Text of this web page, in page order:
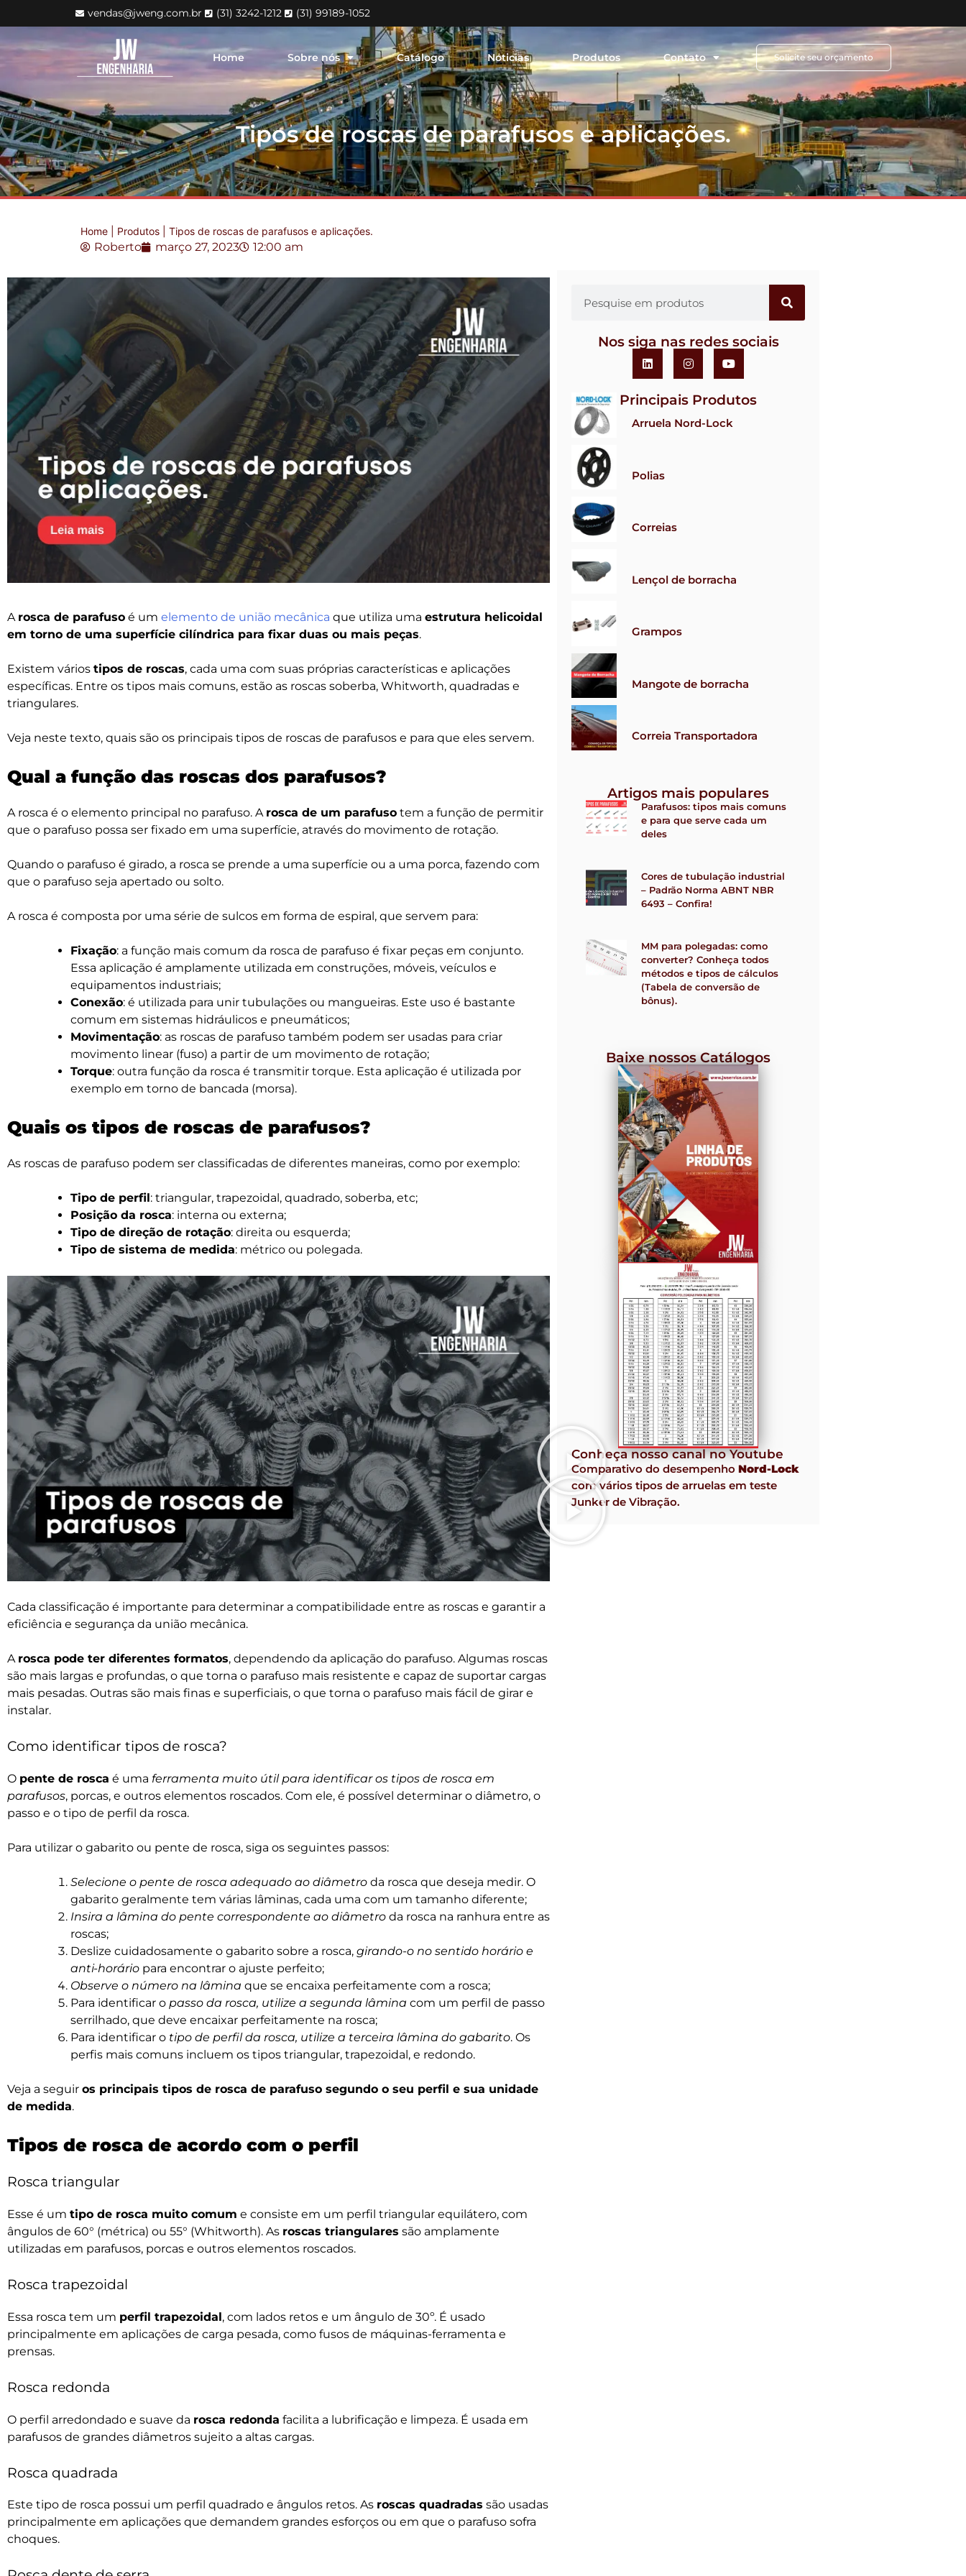
vendas@jweng.com.br (31) 3242-1212 (31) 99189-1052
Home Sobre nós Catálogo Noticias Produtos Contato Solicite seu orçamento
Tipos de roscas de parafusos e aplicações.
Home Produtos Tipos de roscas de parafusos e aplicações.
Roberto março 27, 2023 12:00 am
A rosca de parafuso é um elemento de união mecânica que utiliza uma estrutura helicoidal
em torno de uma superfície cilíndrica para fixar duas ou mais peças.
Existem vários tipos de roscas, cada uma com suas próprias características e aplicações
específicas. Entre os tipos mais comuns, estão as roscas soberba, Whitworth, quadradas e
triangulares.
Veja neste texto, quais são os principais tipos de roscas de parafusos e para que eles servem.
Qual a função das roscas dos parafusos?
A rosca é o elemento principal no parafuso. A rosca de um parafuso tem a função de permitir
que o parafuso possa ser fixado em uma superfície, através do movimento de rotação.
Quando o parafuso é girado, a rosca se prende a uma superfície ou a uma porca, fazendo com
que o parafuso seja apertado ou solto.
A rosca é composta por uma série de sulcos em forma de espiral, que servem para:
Fixação: a função mais comum da rosca de parafuso é fixar peças em conjunto.
Essa aplicação é amplamente utilizada em construções, móveis, veículos e
equipamentos industriais;
Conexão: é utilizada para unir tubulações ou mangueiras. Este uso é bastante
comum em sistemas hidráulicos e pneumáticos;
Movimentação: as roscas de parafuso também podem ser usadas para criar
movimento linear (fuso) a partir de um movimento de rotação;
Torque: outra função da rosca é transmitir torque. Esta aplicação é utilizada por
exemplo em torno de bancada (morsa).
Quais os tipos de roscas de parafusos?
As roscas de parafuso podem ser classificadas de diferentes maneiras, como por exemplo:
Tipo de perfil: triangular, trapezoidal, quadrado, soberba, etc;
Posição da rosca: interna ou externa;
Tipo de direção de rotação: direita ou esquerda;
Tipo de sistema de medida: métrico ou polegada.
Cada classificação é importante para determinar a compatibilidade entre as roscas e garantir a
eficiência e segurança da união mecânica.
A rosca pode ter diferentes formatos, dependendo da aplicação do parafuso. Algumas roscas
são mais largas e profundas, o que torna o parafuso mais resistente e capaz de suportar cargas
mais pesadas. Outras são mais finas e superficiais, o que torna o parafuso mais fácil de girar e
instalar.
Como identificar tipos de rosca?
O pente de rosca é uma ferramenta muito útil para identificar os tipos de rosca em
parafusos, porcas, e outros elementos roscados. Com ele, é possível determinar o diâmetro, o
passo e o tipo de perfil da rosca.
Para utilizar o gabarito ou pente de rosca, siga os seguintes passos:
Selecione o pente de rosca adequado ao diâmetro da rosca que deseja medir. O
gabarito geralmente tem várias lâminas, cada uma com um tamanho diferente;
Insira a lâmina do pente correspondente ao diâmetro da rosca na ranhura entre as
roscas;
Deslize cuidadosamente o gabarito sobre a rosca, girando-o no sentido horário e
anti-horário para encontrar o ajuste perfeito;
Observe o número na lâmina que se encaixa perfeitamente com a rosca;
Para identificar o passo da rosca, utilize a segunda lâmina com um perfil de passo
serrilhado, que deve encaixar perfeitamente na rosca;
Para identificar o tipo de perfil da rosca, utilize a terceira lâmina do gabarito. Os
perfis mais comuns incluem os tipos triangular, trapezoidal, e redondo.
Veja a seguir os principais tipos de rosca de parafuso segundo o seu perfil e sua unidade
de medida.
Tipos de rosca de acordo com o perfil
Rosca triangular
Esse é um tipo de rosca muito comum e consiste em um perfil triangular equilátero, com
ângulos de 60° (métrica) ou 55° (Whitworth). As roscas triangulares são amplamente
utilizadas em parafusos, porcas e outros elementos roscados.
Rosca trapezoidal
Essa rosca tem um perfil trapezoidal, com lados retos e um ângulo de 30º. É usado
principalmente em aplicações de carga pesada, como fusos de máquinas-ferramenta e
prensas.
Rosca redonda
O perfil arredondado e suave da rosca redonda facilita a lubrificação e limpeza. É usada em
parafusos de grandes diâmetros sujeito a altas cargas.
Rosca quadrada
Este tipo de rosca possui um perfil quadrado e ângulos retos. As roscas quadradas são usadas
principalmente em aplicações que demandem grandes esforços ou em que o parafuso sofra
choques.
Nos siga nas redes sociais
Principais Produtos
Arruela Nord-Lock
Polias
Correias
Lençol de borracha
Grampos
Mangote de borracha
Correia Transportadora
Artigos mais populares
Parafusos: tipos mais comuns
e para que serve cada um
deles
Cores de tubulação industrial
– Padrão Norma ABNT NBR
6493 – Confira!
MM para polegadas: como
converter? Conheça todos
métodos e tipos de cálculos
(Tabela de conversão de
bônus).
Baixe nossos Catálogos
Conheça nosso canal no Youtube
Comparativo do desempenhoNord-Lock
com vários tipos de arruelas em teste
Junker de Vibração.